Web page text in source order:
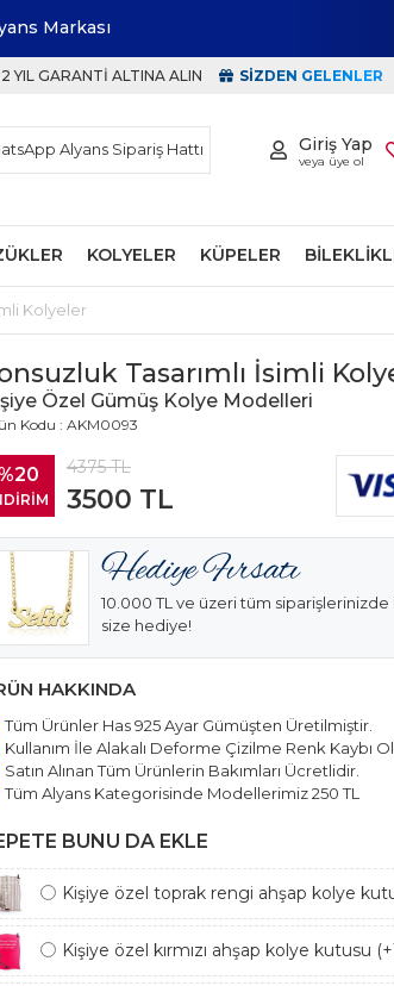
Markası
2 YIL GARANTI ALTINA ALIN SIZDEN GELENLER
Giriş Yap
veya üye ol
Alyans Sipariş Hattı
KOLYELER KÜPELER
Kolyeler
Tasarımlı İsimli
Özel Gümüş Kolye Modelleri
Kodu : AKM0093
4375TL
3500 TL
10.000 TL ve üzeri tüm siparişlerinizde
size hediye!
HAKKINDA
Tüm Ürünler Has 925 Ayar Gümüşten Üretilmiştir.
Kullanım İle Alakalı Deforme Çizilme Renk Kaybı
Satın Alınan Tüm Ürünlerin Bakımları Ücretlidir.
Tüm Alyans Kategorisinde Modellerimiz 250 TL
Beştaş Tektaş Kolye ve Bileklik Modellerimiz 150
BUNU DA EKLE
Kişiye özel toprak rengi ahşap kolye
Kişiye özel kırmızı ahşap kolye kutusu